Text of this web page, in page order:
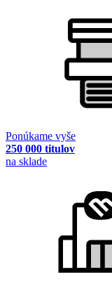
Ponúkame vyše
250 000 titulov
na sklade